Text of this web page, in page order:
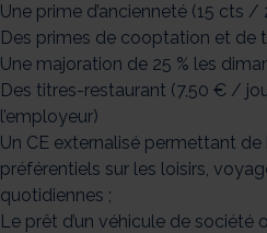
Une prime d’ancienneté (15 cts
Des primes de cooptation et de
Une majoration de 25 % les
Des titres-restaurant (7,50 € /
l’employeur)
Un CE externalisé permettant
préférentiels sur les loisirs,
quotidiennes ;
Le prêt d’un véhicule de